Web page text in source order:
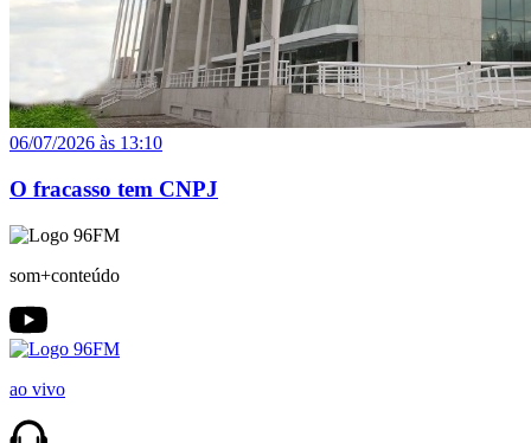
06/07/2026 às 13:10
O fracasso tem CNPJ
som+conteúdo
ao vivo